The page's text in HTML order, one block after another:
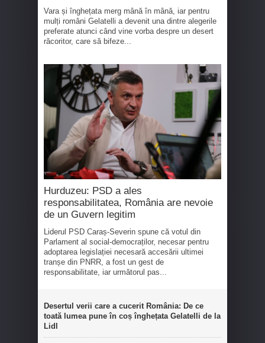
Vara și înghețata merg mână în mână, iar pentru
mulți români Gelatelli a devenit una dintre alegerile
preferate atunci când vine vorba despre un desert
răcoritor, care să bifeze...
Hurduzeu: PSD a ales
responsabilitatea, România are nevoie
de un Guvern legitim
Liderul PSD Caraș-Severin spune că votul din
Parlament al social-democraților, necesar pentru
adoptarea legislației necesară accesării ultimei
tranșe din PNRR, a fost un gest de
responsabilitate, iar următorul pas...
Desertul verii care a cucerit România: De ce
toată lumea pune în coș înghețata Gelatelli de la
Lidl